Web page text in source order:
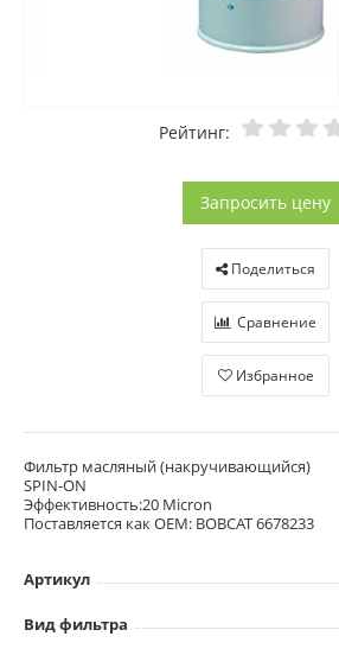
Рейтинг:
Запросить цену
Поделиться
Сравнение
Избранное
Фильтр масляный (накручивающийся)
SPIN-ON
Эффективность:20 Micron
Поставляется как OEM: BOBCAT 6678233
Артикул
Вид фильтра